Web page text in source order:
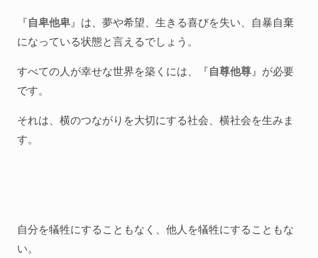
『自卑他卑』は、夢や希望、生きる喜びを失い、自暴自棄
になっている状態と言えるでしょう。
すべての人が幸せな世界を築くには、『自尊他尊』が必要
です。
それは、横のつながりを大切にする社会、横社会を生みま
す。
自分を犠牲にすることもなく、他人を犠牲にすることもな
い。